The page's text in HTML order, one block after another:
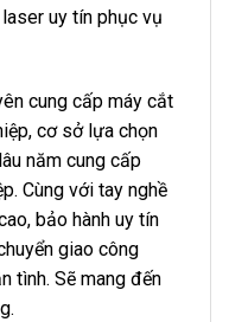
uy tín phục vụ
cung cấp máy cắt
cơ sở lựa chọn
năm cung cấp
Cùng với tay nghề
bảo hành uy tín
giao công
tình. Sẽ mang đến